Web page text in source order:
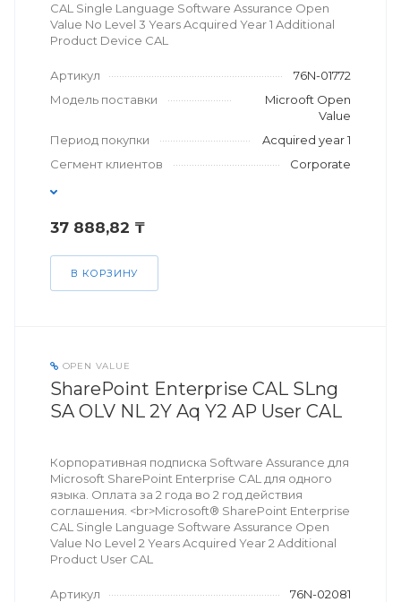
CAL Single Language Software Assurance Open
Value No Level 3 Years Acquired Year 1 Additional
Product Device CAL
Артикул
76N-01772
Модель поставки
Microoft Open
Value
Период покупки
Acquired year 1
Сегмент клиентов
Corporate
37 888,82 ₸
В КОРЗИНУ
OPEN VALUE
SharePoint Enterprise CAL SLng
SA OLV NL 2Y Aq Y2 AP User CAL
Корпоративная подписка Software Assurance для
Microsoft SharePoint Enterprise CAL для одного
языка. Оплата за 2 года во 2 год действия
соглашения. <br>Microsoft® SharePoint Enterprise
CAL Single Language Software Assurance Open
Value No Level 2 Years Acquired Year 2 Additional
Product User CAL
Артикул
76N-02081